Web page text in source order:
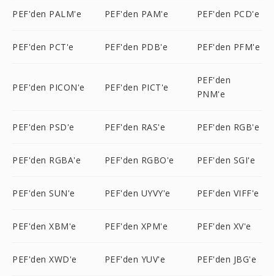
PEF'den PALM'e PEF'den PAM'e PEF'den PCD'e
PEF'den PCT'e PEF'den PDB'e PEF'den PFM'e
PEF'den PICON'e PEF'den PICT'e
PEF'den
PNM'e
PEF'den PSD'e PEF'den RAS'e PEF'den RGB'e
PEF'den RGBA'e PEF'den RGBO'e PEF'den SGI'e
PEF'den SUN'e PEF'den UYVY'e PEF'den VIFF'e
PEF'den XBM'e PEF'den XPM'e PEF'den XV'e
PEF'den XWD'e PEF'den YUV'e PEF'den JBG'e